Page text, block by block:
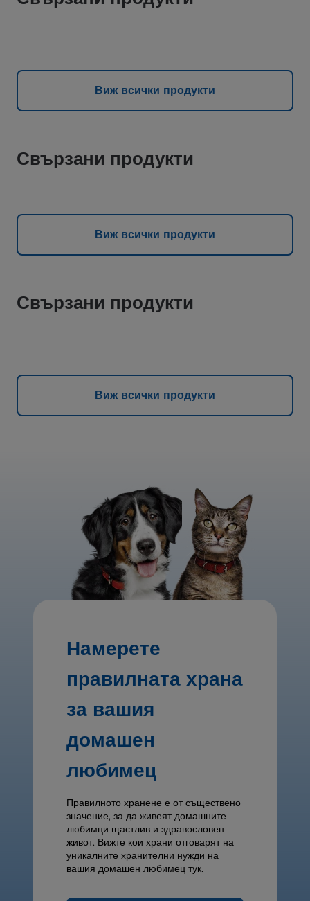
Виж всички продукти
Свързани продукти
Виж всички продукти
Свързани продукти
Виж всички продукти
Намерете
правилната храна
за вашия
домашен
любимец
Правилното хранене е от съществено
значение, за да живеят домашните
любимци щастлив и здравословен
живот. Вижте кои храни отговарят на
уникалните хранителни нужди на
вашия домашен любимец тук.